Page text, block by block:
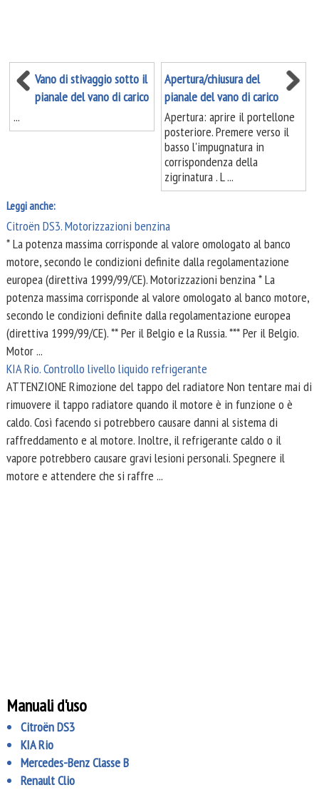
Vano di stivaggio sotto il
pianale del vano di carico
...
Apertura/chiusura del
pianale del vano di carico
Apertura: aprire il portellone
posteriore. Premere verso il
basso l'impugnatura in
corrispondenza della
zigrinatura . L ...
Leggi anche:
Citroën DS3. Motorizzazioni benzina
* La potenza massima corrisponde al valore omologato al banco
motore, secondo le condizioni definite dalla regolamentazione
europea (direttiva 1999/99/CE). Motorizzazioni benzina * La
potenza massima corrisponde al valore omologato al banco motore,
secondo le condizioni definite dalla regolamentazione europea
(direttiva 1999/99/CE). ** Per il Belgio e la Russia. *** Per il Belgio.
Motor ...
KIA Rio. Controllo livello liquido refrigerante
ATTENZIONE Rimozione del tappo del radiatore Non tentare mai di
rimuovere il tappo radiatore quando il motore è in funzione o è
caldo. Così facendo si potrebbero causare danni al sistema di
raffreddamento e al motore. Inoltre, il refrigerante caldo o il
vapore potrebbero causare gravi lesioni personali. Spegnere il
motore e attendere che si raffre ...
Manuali d'uso
Citroën DS3
KIA Rio
Mercedes-Benz Classe B
Renault Clio